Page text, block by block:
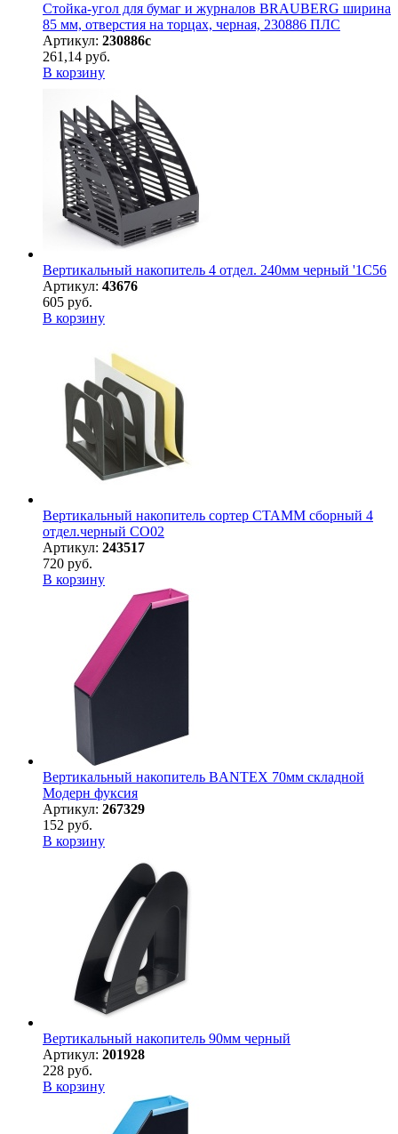
Стойка-угол для бумаг и журналов BRAUBERG ширина
85 мм, отверстия на торцах, черная, 230886 ПЛС
Артикул: 230886с
261,14 руб.
В корзину
Вертикальный накопитель 4 отдел. 240мм черный '1С56
Артикул: 43676
605 руб.
В корзину
Вертикальный накопитель сортер СТАММ сборный 4
отдел.черный СО02
Артикул: 243517
720 руб.
В корзину
Вертикальный накопитель BANTEX 70мм складной
Модерн фуксия
Артикул: 267329
152 руб.
В корзину
Вертикальный накопитель 90мм черный
Артикул: 201928
228 руб.
В корзину